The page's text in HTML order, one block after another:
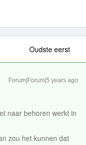
Oudste eerst
Forum|Forum|5 years ago
naar behoren werkt in
zou het kunnen dat